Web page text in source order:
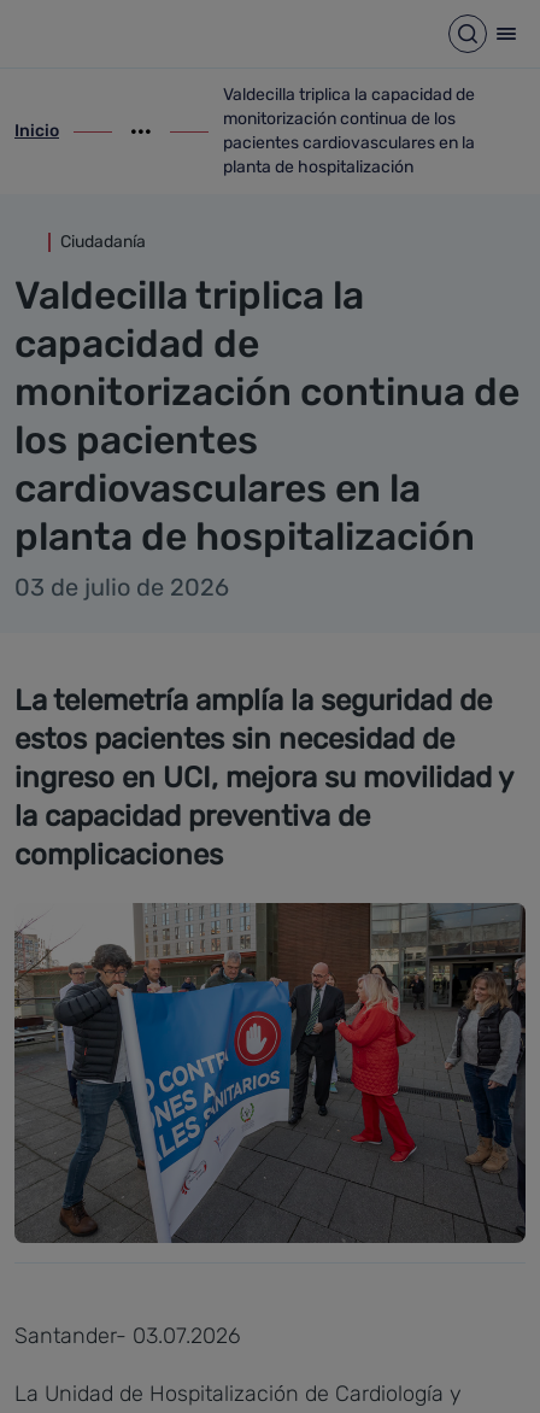
Abrir
ir-a inicio
Inicio
Mostrar opciones del camino de migas
ir-a Valdecilla triplica la capacidad de
Valdecilla triplica la capacidad de
monitorización continua de los
pacientes cardiovasculares en la
planta de hospitalización
Ciudadanía
Valdecilla triplica la
capacidad de
monitorización continua de
los pacientes
cardiovasculares en la
planta de hospitalización
03 de julio de 2026
La telemetría amplía la seguridad de
estos pacientes sin necesidad de
ingreso en UCI, mejora su movilidad y
la capacidad preventiva de
complicaciones
Santander- 03.07.2026
La Unidad de Hospitalización de Cardiología y